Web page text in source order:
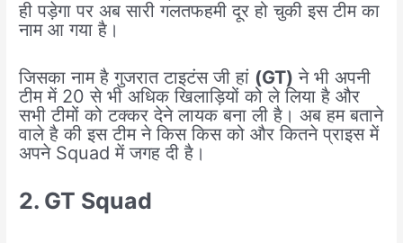
ही पड़ेगा पर अब सारी गलतफहमी दूर हो चुकी इस टीम का
नाम आ गया है।
जिसका नाम है गुजरात टाइटंस जी हां (GT) ने भी अपनी
टीम में 20 से भी अधिक खिलाड़ियों को ले लिया है और
सभी टीमों को टक्कर देने लायक बना ली है। अब हम बताने
वाले है की इस टीम ने किस किस को और कितने प्राइस में
अपने Squad में जगह दी है।
2. GT Squad